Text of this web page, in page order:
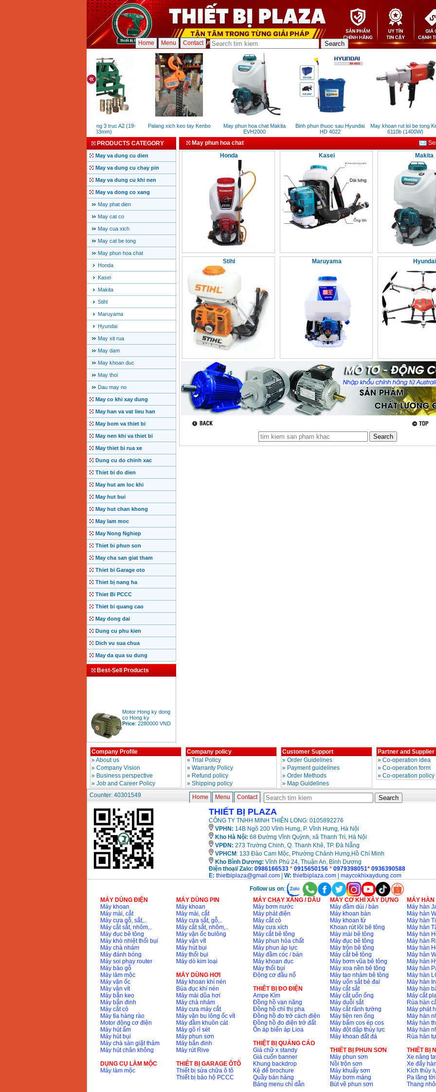
Home Menu Contact
May uon ong 3 truc A2 (19-
63mm)
Palang xich keo tay Kenbo
May phun hoa chat Makita
EVH2000
Binh phun thuoc sau Hyundai
HD 4022
May khoan rut loi be tong
6110b (1400W)
PRODUCTS CATEGORY
May va dung cu dien
May va dung cu chay pin
May va dung cu khi nen
May va dong co xang
May phat dien
May cat co
May cua xich
May cat be tong
May phun hoa chat
Honda
Kasei
Makita
Stihl
Maruyama
Hyundai
May xit rua
May dam
May khoan duc
May thoi
Dau may no
May co khi xay dung
May han va vat lieu han
May bom va thiet bi
May nen khi va thiet bi
May thiet bi rua xe
Dung cu do chinh xac
Thiet bi do dien
May hut am loc khi
May hut bui
May hut chan khong
May lam moc
May Nong Nghiep
Thiet bi phun son
May cha san giat tham
Thiet bi Garage oto
Thiet bị nang ha
Thiet Bi PCCC
Thiet bi quang cao
May dong dai
Dung cu phu kien
Dich vu sua chua
May da qua su dung
Best-Sell Products
co Hong ky
Price:2280000
BAng gia dong co
Price:6500000
Bang gia mui khoan
rut loi be tong
:330000
May khoan Bosch da
nang GBH 2-26DRE
(800W)
Price
:3980000
xang Stihl MS661
May cat goc da nang
Makita LS1019L
(1510W)
Price:14068000
VND
Bo may khoan 100
chi tiet Bosch GSB
13RE (650W)
Price:
May khoan Bosch
GSB 16RE (750W)
Price:1850000
Dong co xang Honda
GX160 (5.5HP)
May phun hoa chat
Honda
Kasei Makita
Stihl Maruyama Hyundai
Company Profile
»About us
» Company Vision
» Business perspective
» Job and Career Policy
Company policy
» Trial Policy
» Warranty Policy
» Refund policy
» Shipping policy
Customer Support
» Order Guidelines
» Payment guidelines
» Order Methods
» Map Guidelines
Partner and Supplier
» Co-operation idea
» Co-operation form
» Co-operation policy
Counter: 40301549 Home Menu Contact
THIẾT BỊ PLAZA
CÔNG TY TNHH MINH THIÊN LONG: 0105892276
VPHN: 14B Ngõ 200 Vĩnh Hưng, P. Vĩnh Hưng, Hà Nội
Kho Hà Nội: 68 Đường Vĩnh Quỳnh, xã Thanh Trì, Hà Nội
VPĐN: 273 Trường Chinh, Q. Thanh Khê, TP. Đà Nẵng
VPHCM : 133 Đào Cam Mộc, Phường Chánh Hưng,Hồ Chí Minh
Kho Bình Dương: Vĩnh Phú 24, Thuận An, Bình Dương
Điện thoại/ Zalo: 0986166533 * 0915650156* 0979398051* 0936390588
E: thietbiplaza@gmail.com| W: thietbiplaza.com| maycokhixaydung.com
Follow us on:
MÁY DÙNG ĐIỆN
Máy khoan
Máy mài, cắt
Máy cưa gỗ, sắt,..
Máy cắt sắt, nhôm,..
Máy đục bê tông
Máy khò nhiệt thổi bụi
Máy chà nhám
Máy đánh bóng
Máy soi phay router
Máy bào gỗ
Máy làm mộc
Máy vặn ốc
Máy vặn vít
Máy bắn keo
Máy bắn đinh
Máy cắt cỏ
Máy tỉa hàng rào
Motor động cơ điện
Máy hút ẩm
Máy hút bụi
Máy chà sàn giặt thảm
Máy hút chân không
DỤNG CỤ LÀM MỘC
Máy làm mộc
MÁY DÙNG PIN
Máy khoan
Máy mài, cắt
Máy cưa sắt, gỗ,..
Máy cắt sắt, nhôm,..
Máy vặn ốc bulông
Máy vặn vít
Máy hút bụi
Máy thổi bụi
Máy dò kim loại
MÁY DÙNG HƠI
Máy khoan khí nén
Búa đục khí nén
Máy mài dũa hơi
Máy chà nhám
Máy cưa máy cắt
Máy vặn bu lông ốc vít
Máy đầm khuôn cát
Máy gõ rỉ sét
Máy phun sơn
Máy bắn đinh
Máy rút Rive
THIÊT BỊ GARAGE ÔTÔ
Thiết bị sửa chữa ô tô
Thiết bị bảo hộ PCCC
MÁY CHẠY XĂNG / DẦU
Máy bơm nước
Máy phát điện
Máy cắt cỏ
Máy cưa xích
Máy cắt bê tông
Máy phun hóa chất
Máy phun áp lực
Máy đầm cóc / bàn
Máy khoan đục
Máy thổi bụi
Động cơ đầu nổ
THIÊT BỊ ĐO ĐIỆN
Ampe Kìm
Đồng hồ vạn năng
Đồng hồ chỉ thị pha
Đồng hồ đo trở cách điện
Đồng hồ đo điện trở đất
Ổn áp biến áp Lioa
THIỆT BỊ QUẢNG CÁO
Giá chữ x standy
Giá cuốn banner
Khung backdrop
Kệ để brochure
Quầy bán hàng
Bảng menu chỉ dẫn
MÁY CƠ KHÍ XÂY DỰNG
Máy đầm dùi / bàn
Máy khoan bàn
Máy khoan từ
Khoan rút lõi bê tông
Máy mài bê tông
Máy đục bê tông
Máy trộn bê tông
Máy cắt bê tông
Máy bơm vũa bê tông
Máy xoa nền bê tông
Máy tạo nhám bê tông
Máy uốn sắt bẻ đai
Máy cắt sắt
Máy cắt uốn ống
Máy duỗi sắt
Máy cắt rãnh tường
Máy tiện ren ống
Máy bấm cos ép cos
Máy đột dập thủy lực
Máy khoan đất đá
THIẾT BỊ PHUN SƠN
Máy phun sơn
Nồi trộn sơn
Máy khuấy sơn
Máy bơm màng
Bút vẽ phun sơn
MÁY HÀN
Máy hàn
Máy hàn
Máy hàn
Máy hàn
Máy hàn
Máy hàn
Máy hàn
Máy hàn
Máy hàn
Máy hàn
Máy hàn
Máy hàn
Máy hàn
Máy cắt
Rùa hàn
Máy phát
Máy hàn
Máy hàn
Máy hàn
Rùa hàn
THIẾT BỊ
Xe nâng
Xe đẩy
Kích thủy
Pa lăng
Thang